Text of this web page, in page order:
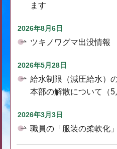
ます
2026年8月6日
ツキノワグマ出没情報
2026年5月28日
給水制限（減圧給水）
本部の解散について（5
2026年3月3日
職員の「服装の柔軟化